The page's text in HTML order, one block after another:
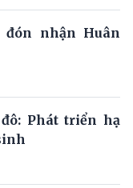
nhận Huân
Phát triển hạ